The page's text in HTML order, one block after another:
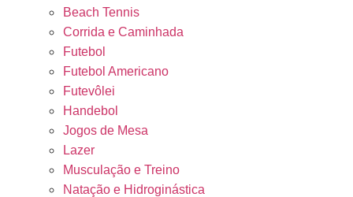
Beach Tennis
Corrida e Caminhada
Futebol
Futebol Americano
Futevôlei
Handebol
Jogos de Mesa
Lazer
Musculação e Treino
Natação e Hidroginástica